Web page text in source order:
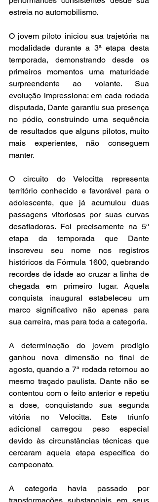
estreia no automobilismo.
O jovem piloto iniciou sua trajetória na
modalidade durante a 3ª etapa desta
temporada, demonstrando desde os
primeiros momentos uma maturidade
surpreendente ao volante. Sua
evolução impressiona: em cada rodada
disputada, Dante garantiu sua presença
no pódio, construindo uma sequência
de resultados que alguns pilotos, muito
mais experientes, não conseguem
manter.
O circuito do Velocitta representa
território conhecido e favorável para o
adolescente, que já acumulou duas
passagens vitoriosas por suas curvas
desafiadoras. Foi precisamente na 5ª
etapa da temporada que Dante
inscreveu seu nome nos registros
históricos da Fórmula 1600, quebrando
recordes de idade ao cruzar a linha de
chegada em primeiro lugar. Aquela
conquista inaugural estabeleceu um
marco significativo não apenas para
sua carreira, mas para toda a categoria.
A determinação do jovem prodígio
ganhou nova dimensão no final de
agosto, quando a 7ª rodada retornou ao
mesmo traçado paulista. Dante não se
contentou com o feito anterior e repetiu
a dose, conquistando sua segunda
vitória no Velocitta. Este triunfo
adicional carregou peso especial
devido às circunstâncias técnicas que
cercaram aquela etapa específica do
campeonato.
A categoria havia passado por